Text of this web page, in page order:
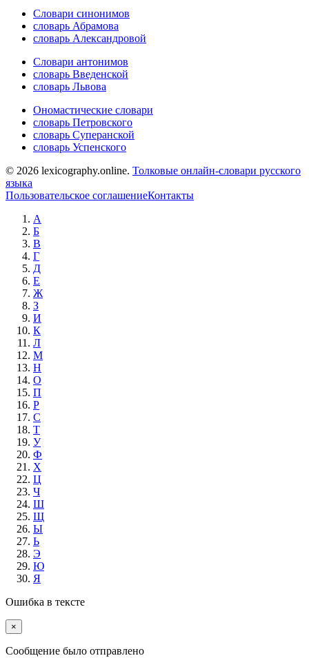
Словари синонимов
словарь Абрамова
словарь Александровой
Словари антонимов
словарь Введенской
словарь Львова
Ономастические словари
словарь Петровского
словарь Суперанской
словарь Успенского
© 2026 lexicography.online. Толковые онлайн-словари русского
языка
Пользовательское соглашениеКонтакты
А
Б
В
Г
Д
Е
Ж
З
И
К
Л
М
Н
О
П
Р
С
Т
У
Ф
Х
Ц
Ч
Ш
Щ
Ы
Ь
Э
Ю
Я
Ошибка в тексте
×
Cообщение было отправлено